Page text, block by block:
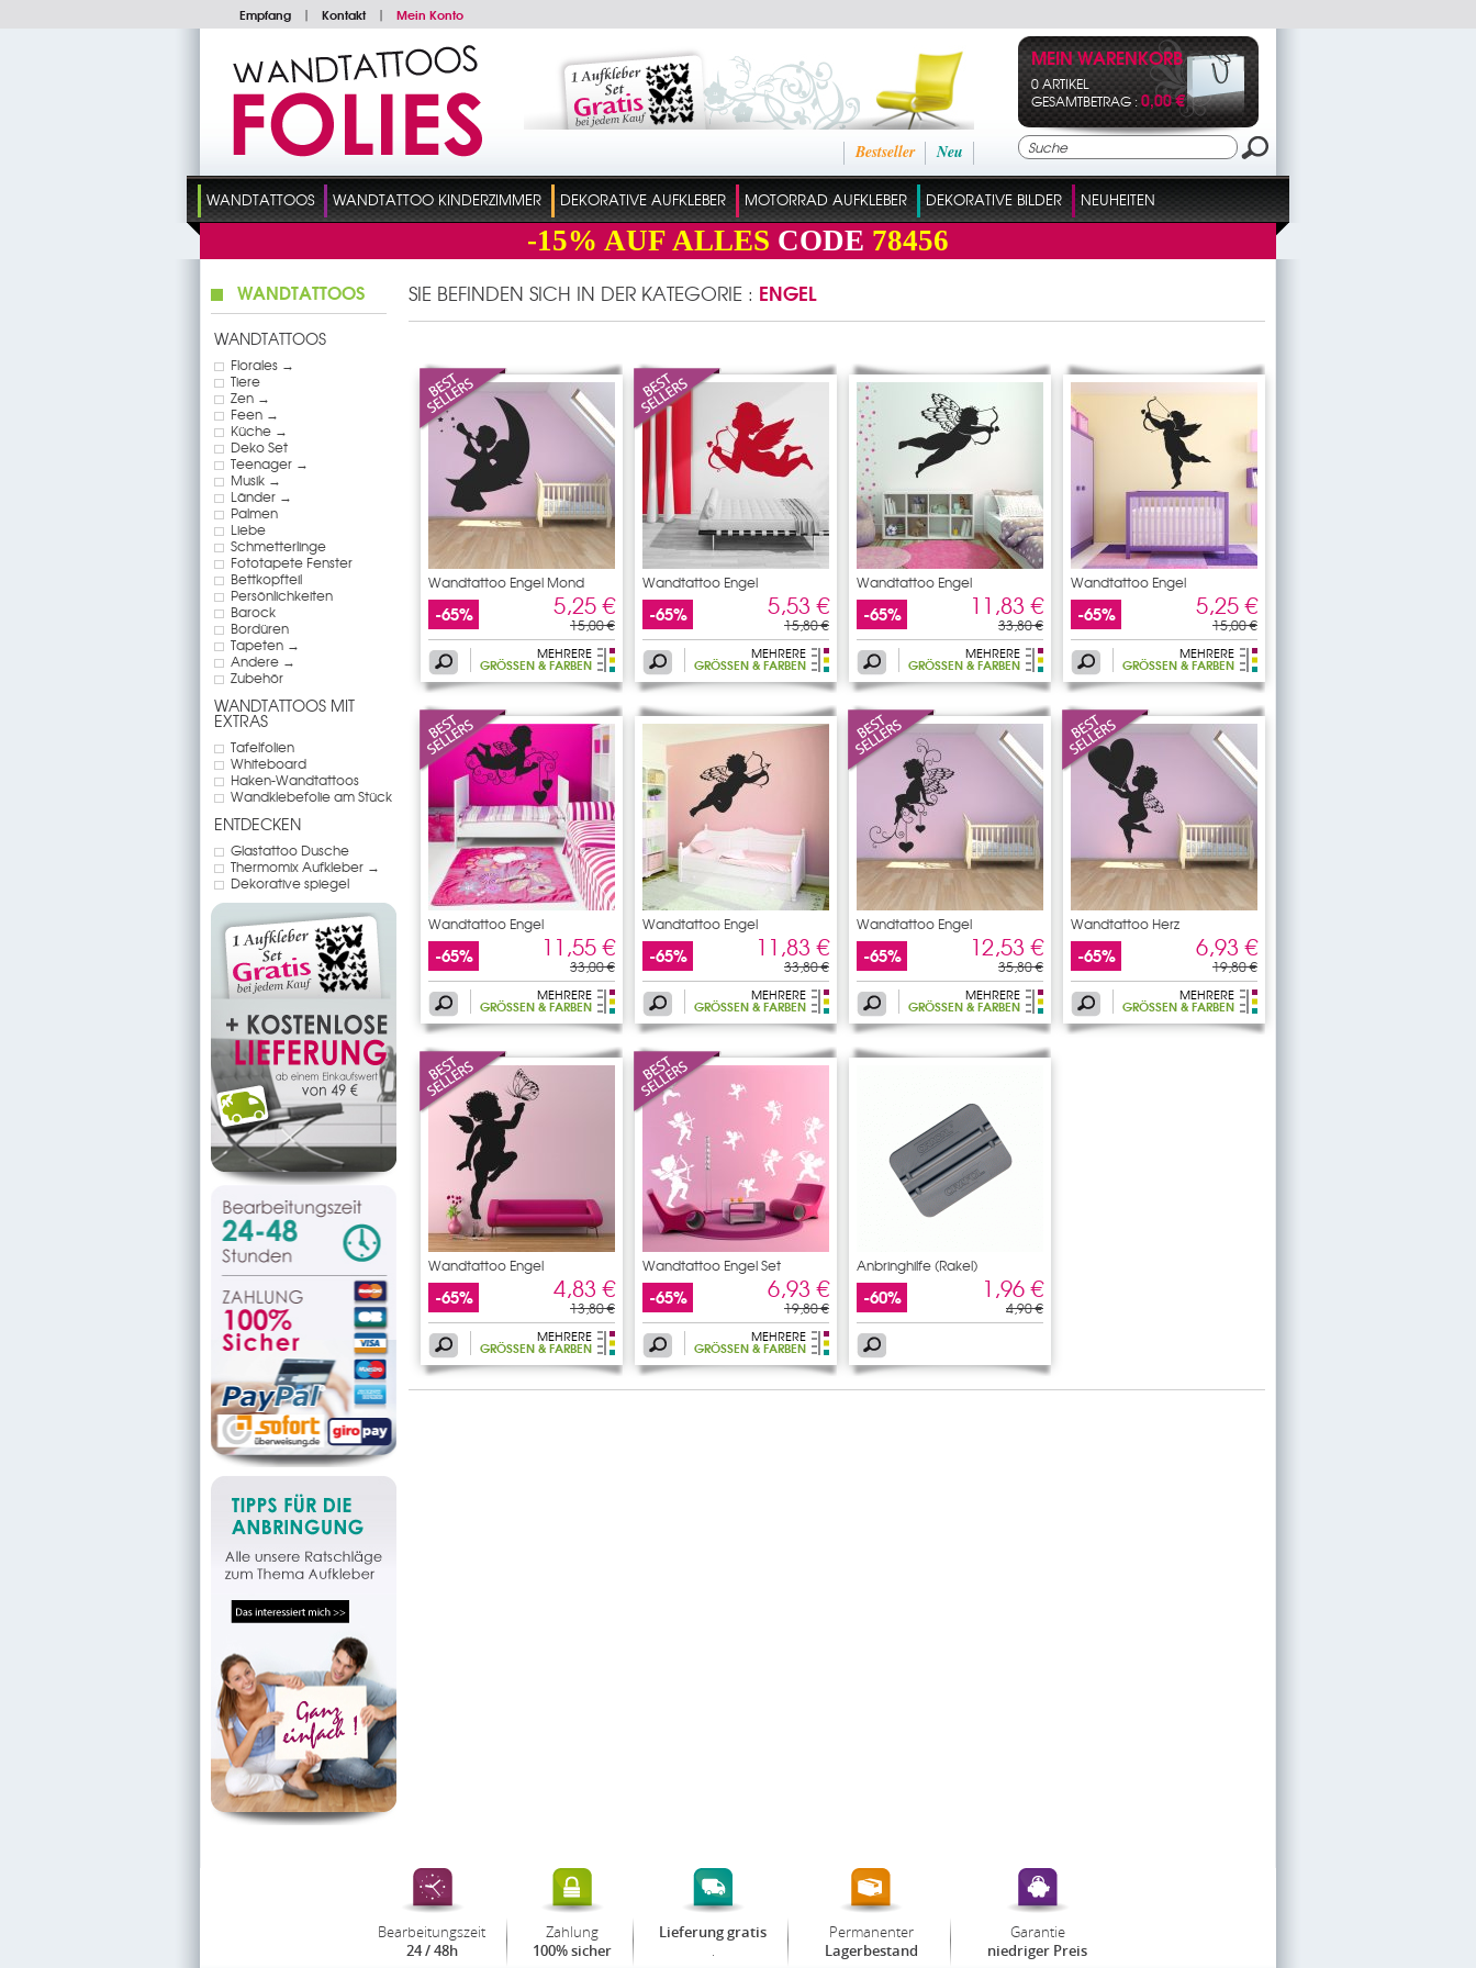
Empfang | Kontakt | Mein Konto
Neu
Bestseller
MEIN WARENKORB
0 ARTIKEL
GESAMTBETRAG :0,00 €
WANDTATTOOS WANDTATTOO KINDERZIMMER DEKORATIVE AUFKLEBER MOTORRAD AUFKLEBER DEKORATIVE BILDER NEUHEITEN
-15% AUF ALLES CODE 78456
WANDTATTOOS
WANDTATTOOS
Florales →
Tiere
Zen →
Feen →
Küche →
Deko Set
Teenager →
Musik →
Länder →
Palmen
Liebe
Schmetterlinge
Fototapete Fenster
Bettkopfteil
Persönlichkeiten
Barock
Bordüren
Tapeten →
Andere →
Zubehör
WANDTATTOOS MIT
EXTRAS
Tafelfolien
Whiteboard
Haken-Wandtattoos
Wandklebefolie am Stück
ENTDECKEN
Glastattoo Dusche
Thermomix Aufkleber →
Dekorative spiegel
SIE BEFINDEN SICH IN DER KATEGORIE : ENGEL
Wandtattoo Engel Mond
-65% 5,25 €
15,00 €
MEHRERE
GRÖSSEN & FARBEN
Wandtattoo Engel
-65% 5,53 €
15,80 €
MEHRERE
GRÖSSEN & FARBEN
Wandtattoo Engel
-65% 11,83 €
33,80 €
MEHRERE
GRÖSSEN & FARBEN
Wandtattoo Engel
-65% 5,25 €
15,00 €
MEHRERE
GRÖSSEN & FARBEN
Wandtattoo Engel
-65% 11,55 €
33,00 €
MEHRERE
GRÖSSEN & FARBEN
Wandtattoo Engel
-65% 11,83 €
33,80 €
MEHRERE
GRÖSSEN & FARBEN
Wandtattoo Engel
-65% 12,53 €
35,80 €
MEHRERE
GRÖSSEN & FARBEN
Wandtattoo Herz
-65% 6,93 €
19,80 €
MEHRERE
GRÖSSEN & FARBEN
Wandtattoo Engel
Schmetterling
-65% 4,83 €
13,80 €
MEHRERE
GRÖSSEN & FARBEN
Wandtattoo Engel Set
-65% 6,93 €
19,80 €
MEHRERE
GRÖSSEN & FARBEN
Anbringhilfe (Rakel)
-60% 1,96 €
4,90 €
Bearbeitungszeit
24 / 48h
Zahlung
100% sicher
Lieferung gratis
.
Permanenter
Lagerbestand
Garantie
niedriger Preis